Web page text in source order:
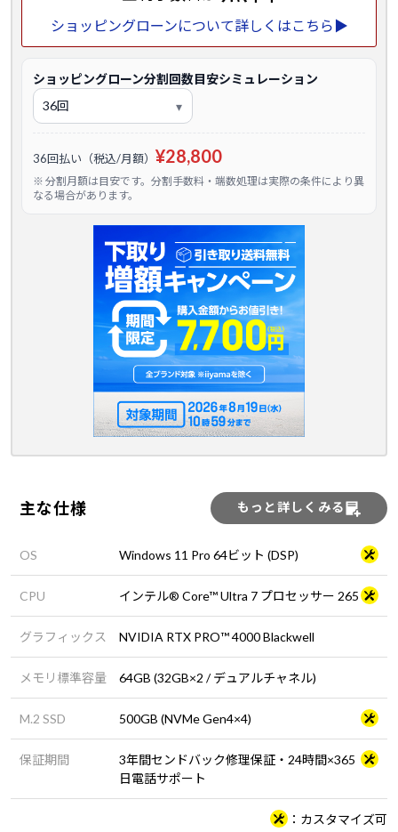
ショッピングローンについて詳しくはこちら▶
ショッピングローン分割回数目安シミュレーション
36回払い（税込/月額） ¥28,800
※ 分割月額は目安です。分割手数料・端数処理は実際の条件により異
なる場合があります。
主な仕様 もっと詳しくみる
OS Windows 11 Pro 64ビット (DSP)
CPU インテル® Core™ Ultra 7 プロセッサー 265
グラフィックス NVIDIA RTX PRO™ 4000 Blackwell
メモリ標準容量 64GB (32GB×2 / デュアルチャネル)
M.2 SSD 500GB (NVMe Gen4×4)
保証期間
3年間センドバック修理保証・24時間×365
日電話サポート
カスタマイズ可